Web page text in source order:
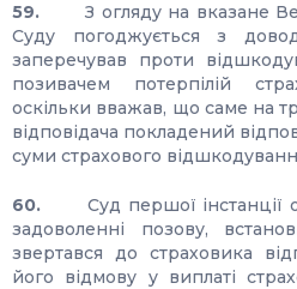
59.З огляду на вказане
Суду погоджується з
заперечував проти
позивачем потерпілій
оскільки вважав, що саме на
відповідача покладений
суми страхового
60.Суд першої інстанції
задоволенні позову,
звертався до страховика
його відмову у виплаті